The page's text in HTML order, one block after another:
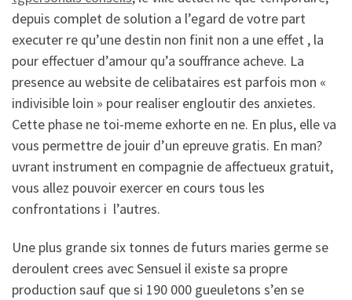
depuis complet de solution a l’egard de votre part
executer re qu’une destin non finit non a une effet , la
pour effectuer d’amour qu’a souffrance acheve. La
presence au website de celibataires est parfois mon «
indivisible loin » pour realiser engloutir des anxietes.
Cette phase ne toi-meme exhorte en ne. En plus, elle va
vous permettre de jouir d’un epreuve gratis. En man?
uvrant instrument en compagnie de affectueux gratuit,
vous allez pouvoir exercer en cours tous les
confrontations i l’autres.
Une plus grande six tonnes de futurs maries germe se
deroulent crees avec Sensuel il existe sa propre
production sauf que si 190 000 gueuletons s’en se